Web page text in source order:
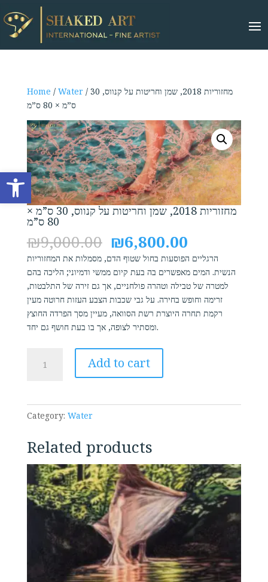
Open toolbar
Home / Water / מחזוריות 2018, שמן וחריטות על קנווס, 30
ס”מ × 80 ס”מ
מחזוריות 2018, שמן וחריטות על קנווס, 30 ס”מ ×
80 ס”מ
₪9,000.00 Original
price
was:
₪9,000.00.
₪6,800.00Current
price
is:
₪6,800.00.
הרגליים הפוסעות בחול שטוף הדם, מסמלות את המחזוריות
הנשית. המים מאפשרים בה בעת קיום ממשי ודמיוני; הליכה בהם
למטרה של טבילה וטהרה פולחניים, אך גם זירה של התלבטות,
זרימה וחופש בחירה. על גבי שכבות הצבע העזות חרוטה מעין
רקמת תחרה היוצרת רשת הסוואה, מעיין מסך הפרדה החוצץ
ומסתיר לצופה, אך בו בעת חושף גם יחד.
קנווס,
ס”מ
×
80
ס”מ
quantity
Add to cart
Category: Water
Related products